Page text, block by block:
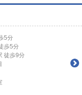
5分
歩5分
徒歩9分